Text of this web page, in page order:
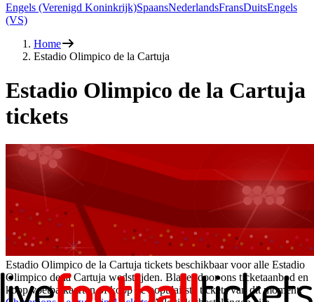
Engels (Verenigd Koninkrijk)SpaansNederlandsFransDuitsEngels
(VS)
Home
Estadio Olimpico de la Cartuja
Estadio Olimpico de la Cartuja
tickets
Estadio Olimpico de la Cartuja tickets beschikbaar voor alle Estadio
Olimpico de la Cartuja wedstrijden. Blader door ons ticketaanbod en
koop voetbalkaarten of koop de populairste tickets van dit moment: